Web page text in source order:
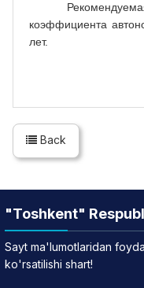
коэффициента
лет.
Back
"Toshkent"
Sayt ma'lumotlaridan
ko'rsatilishi shart!